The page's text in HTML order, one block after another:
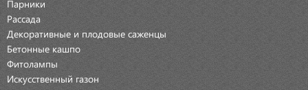
Парники
Рассада
Декоративные и плодовые саженцы
Бетонные кашпо
Фитолампы
Искусственный газон